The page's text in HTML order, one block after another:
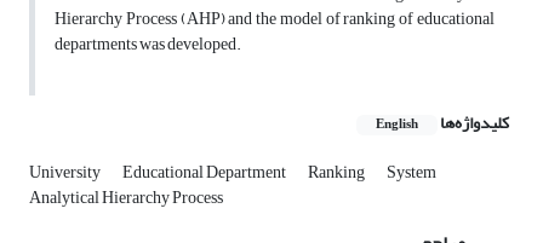
Hierarchy Process (AHP) and the model of ranking of educational
departments was developed.
کلیدواژه‌ها English
University Educational Department Ranking System
Analytical Hierarchy Process